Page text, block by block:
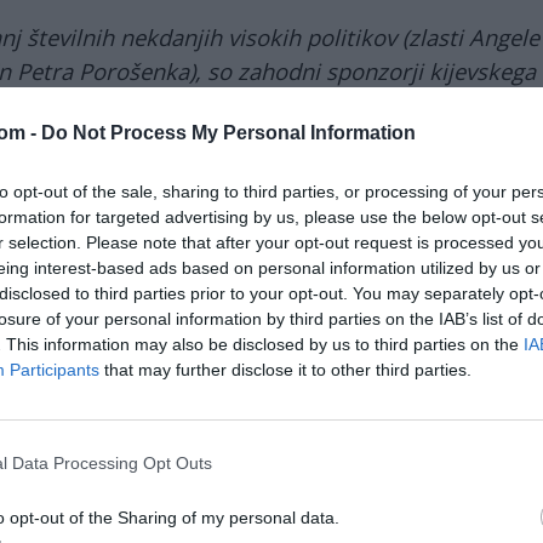
- Do Not Process My Personal Information
opt-out of the sale, sharing to third parties, or processing of your
for targeted advertising by us, please use the below opt-out
selection. Please note that after your opt-out request is processed
interest-based ads based on personal information utilized by us
to third parties prior to your opt-out. You may separately
of your personal information by third parties on the IAB’s list of
This information may also be disclosed by us to third parties on the
Participants that may further disclose it to other third parties.
Data Processing Opt Outs
opt-out of the Sharing of my personal data.
številnih nekdanjih visokih politikov (zlasti Angele
Petra Porošenka), so zahodni sponzorji kijevskega
iz Minska zgolj kot „dimno zaveso“ za
pripravo na vojno z Rusijo.
da smo pred skoraj tremi leti začeli posebno
tej dvorani (in ne samo v njej) smo že večkrat
sponzorji v dobri veri izvajali sporazuma iz
nič od tega, kar je sledilo.
Ukrajina ni le zamudila priložnosti za mir in
ponovno vzpostavitev nadzora nad Donbasom,
ampak tudi namerno ni izkoristila najboljših
sredstev za rešitev notranjega konflikta.
Izgubljena je bila priložnost za preoblikovanje